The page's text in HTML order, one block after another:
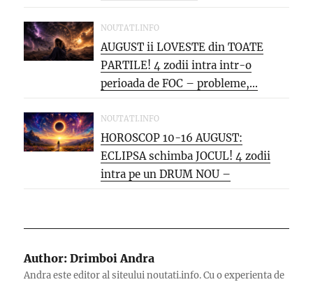
NOUTATI.INFO
AUGUST ii LOVESTE din TOATE
PARTILE! 4 zodii intra intr-o
perioada de FOC – probleme,...
NOUTATI.INFO
HOROSCOP 10-16 AUGUST:
ECLIPSA schimba JOCUL! 4 zodii
intra pe un DRUM NOU –
oportunitati...
Author: Drimboi Andra
Andra este editor al siteului noutati.info. Cu o experienta de